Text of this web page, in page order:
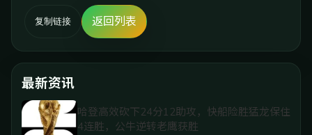
复制链接 返回列表
最新资讯
哈登高效砍下24分12助攻，快船险胜猛龙保住
4连胜，公牛逆转老鹰获胜